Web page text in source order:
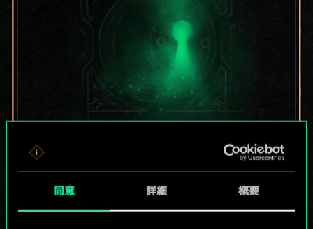
同意 詳細 概要
現在はまだこれし
か共有デッキがあ
りませんが、